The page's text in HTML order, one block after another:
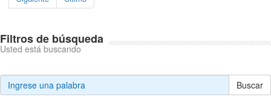
Filtros de búsqueda
Usted está buscando
Buscar